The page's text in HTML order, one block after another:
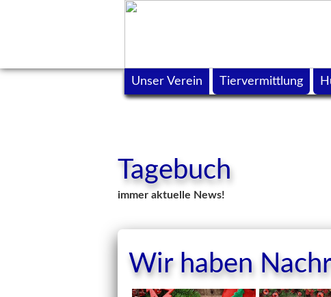
Tagebuch
immer aktuelle News!
Wir haben
Unser Verein Tiervermittlung